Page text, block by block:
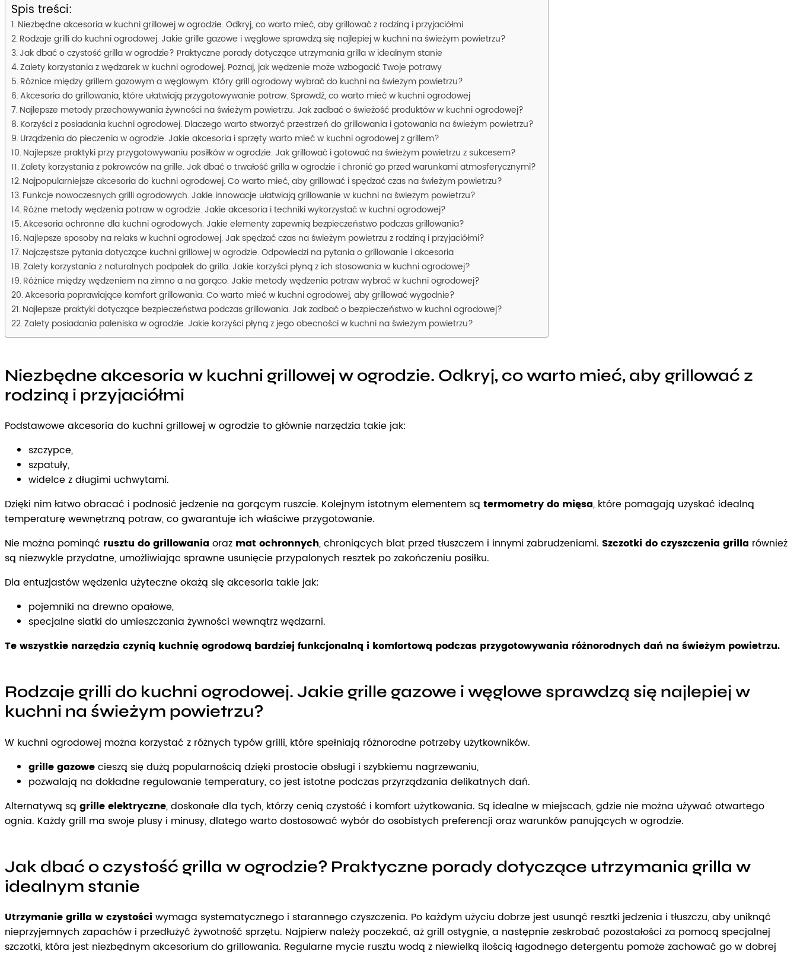
Spis treści:
Niezbędne akcesoria w kuchni grillowej w ogrodzie. Odkryj, co warto mieć, aby grillować z rodziną i przyjaciółmi
Rodzaje grilli do kuchni ogrodowej. Jakie grille gazowe i węglowe sprawdzą się najlepiej w kuchni na świeżym powietrzu?
Jak dbać o czystość grilla w ogrodzie? Praktyczne porady dotyczące utrzymania grilla w idealnym stanie
Zalety korzystania z wędzarek w kuchni ogrodowej. Poznaj, jak wędzenie może wzbogacić Twoje potrawy
Różnice między grillem gazowym a węglowym. Który grill ogrodowy wybrać do kuchni na świeżym powietrzu?
Akcesoria do grillowania, które ułatwiają przygotowywanie potraw. Sprawdź, co warto mieć w kuchni ogrodowej
Najlepsze metody przechowywania żywności na świeżym powietrzu. Jak zadbać o świeżość produktów w kuchni ogrodowej?
Korzyści z posiadania kuchni ogrodowej. Dlaczego warto stworzyć przestrzeń do grillowania i gotowania na świeżym powietrzu?
Urządzenia do pieczenia w ogrodzie. Jakie akcesoria i sprzęty warto mieć w kuchni ogrodowej z grillem?
Najlepsze praktyki przy przygotowywaniu posiłków w ogrodzie. Jak grillować i gotować na świeżym powietrzu z sukcesem?
Zalety korzystania z pokrowców na grille. Jak dbać o trwałość grilla w ogrodzie i chronić go przed warunkami atmosferycznymi?
Najpopularniejsze akcesoria do kuchni ogrodowej. Co warto mieć, aby grillować i spędzać czas na świeżym powietrzu?
Funkcje nowoczesnych grilli ogrodowych. Jakie innowacje ułatwiają grillowanie w kuchni na świeżym powietrzu?
Różne metody wędzenia potraw w ogrodzie. Jakie akcesoria i techniki wykorzystać w kuchni ogrodowej?
Akcesoria ochronne dla kuchni ogrodowych. Jakie elementy zapewnią bezpieczeństwo podczas grillowania?
Najlepsze sposoby na relaks w kuchni ogrodowej. Jak spędzać czas na świeżym powietrzu z rodziną i przyjaciółmi?
Najczęstsze pytania dotyczące kuchni grillowej w ogrodzie. Odpowiedzi na pytania o grillowanie i akcesoria
Zalety korzystania z naturalnych podpałek do grilla. Jakie korzyści płyną z ich stosowania w kuchni ogrodowej?
Różnice między wędzeniem na zimno a na gorąco. Jakie metody wędzenia potraw wybrać w kuchni ogrodowej?
Akcesoria poprawiające komfort grillowania. Co warto mieć w kuchni ogrodowej, aby grillować wygodnie?
Najlepsze praktyki dotyczące bezpieczeństwa podczas grillowania. Jak zadbać o bezpieczeństwo w kuchni ogrodowej?
Zalety posiadania paleniska w ogrodzie. Jakie korzyści płyną z jego obecności w kuchni na świeżym powietrzu?
Niezbędne akcesoria w kuchni grillowej w ogrodzie. Odkryj, co warto mieć, aby grillować z
rodziną i przyjaciółmi
Podstawowe akcesoria do kuchni grillowej w ogrodzie to głównie narzędzia takie jak:
szczypce,
szpatuły,
widelce z długimi uchwytami.
Dzięki nim łatwo obracać i podnosić jedzenie na gorącym ruszcie. Kolejnym istotnym elementem są termometry do mięsa, które pomagają uzyskać idealną
temperaturę wewnętrzną potraw, co gwarantuje ich właściwe przygotowanie.
Nie można pominąć rusztu do grillowania oraz mat ochronnych, chroniących blat przed tłuszczem i innymi zabrudzeniami. Szczotki do czyszczenia grilla również
są niezwykle przydatne, umożliwiając sprawne usunięcie przypalonych resztek po zakończeniu posiłku.
Dla entuzjastów wędzenia użyteczne okażą się akcesoria takie jak:
pojemniki na drewno opałowe,
specjalne siatki do umieszczania żywności wewnątrz wędzarni.
Te wszystkie narzędzia czynią kuchnię ogrodową bardziej funkcjonalną i komfortową podczas przygotowywania różnorodnych dań na świeżym powietrzu.
Rodzaje grilli do kuchni ogrodowej. Jakie grille gazowe i węglowe sprawdzą się najlepiej w
kuchni na świeżym powietrzu?
W kuchni ogrodowej można korzystać z różnych typów grilli, które spełniają różnorodne potrzeby użytkowników.
grille gazowecieszą się dużą popularnością dzięki prostocie obsługi i szybkiemu nagrzewaniu,
pozwalają na dokładne regulowanie temperatury, co jest istotne podczas przyrządzania delikatnych dań.
Alternatywą są grille elektryczne, doskonałe dla tych, którzy cenią czystość i komfort użytkowania. Są idealne w miejscach, gdzie nie można używać otwartego
ognia. Każdy grill ma swoje plusy i minusy, dlatego warto dostosować wybór do osobistych preferencji oraz warunków panujących w ogrodzie.
Jak dbać o czystość grilla w ogrodzie? Praktyczne porady dotyczące utrzymania grilla w
idealnym stanie
Utrzymanie grilla w czystościwymaga systematycznego i starannego czyszczenia. Po każdym użyciu dobrze jest usunąć resztki jedzenia i tłuszczu, aby uniknąć
nieprzyjemnych zapachów i przedłużyć żywotność sprzętu. Najpierw należy poczekać, aż grill ostygnie, a następnie zeskrobać pozostałości za pomocą specjalnej
szczotki, która jest niezbędnym akcesorium do grillowania. Regularne mycie rusztu wodą z niewielką ilością łagodnego detergentu pomoże zachować go w dobrej